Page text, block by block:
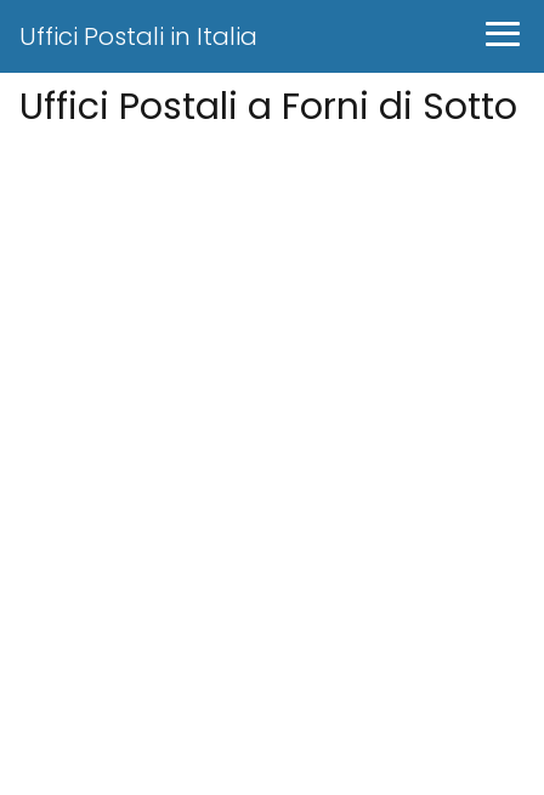
Uffici Postali in Italia
Uffici Postali a Forni di Sotto